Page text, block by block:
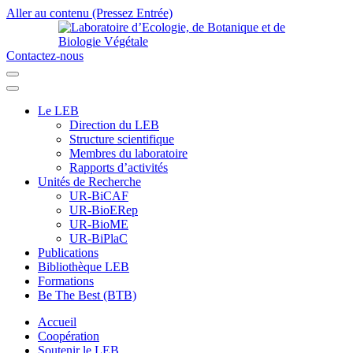
Aller au contenu (Pressez Entrée)
Contactez-nous
Le LEB
Direction du LEB
Structure scientifique
Membres du laboratoire
Rapports d’activités
Unités de Recherche
UR-BiCAF
UR-BioERep
UR-BioME
UR-BiPlaC
Publications
Bibliothèque LEB
Formations
Be The Best (BTB)
Accueil
Coopération
Soutenir le LEB